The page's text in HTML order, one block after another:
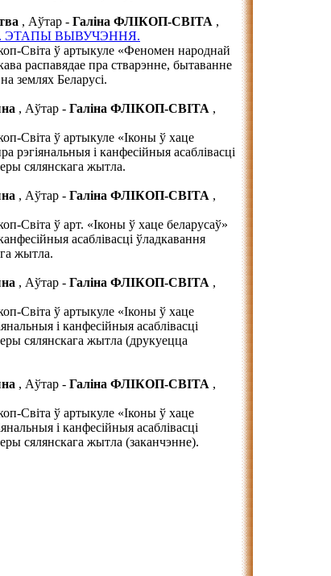
, Аўтар - Галіна ФЛІКОП-СВІТА ,
ВЫВУЧЭННЯ.
Світа ў артыкуле «Феномен народнай
распавядае пра стварэнне, бытаванне
землях Беларусі.
, Аўтар - Галіна ФЛІКОП-СВІТА ,
Світа ў артыкуле «Іконы ў хаце
рэгіянальныя і канфесійныя асаблівасці
сялянскага жытла.
, Аўтар - Галіна ФЛІКОП-СВІТА ,
Світа ў арт. «Іконы ў хаце беларусаў»
асаблівасці ўладкавання
жытла.
, Аўтар - Галіна ФЛІКОП-СВІТА ,
Світа ў артыкуле «Іконы ў хаце
і канфесійныя асаблівасці
сялянскага жытла (друкуецца
, Аўтар - Галіна ФЛІКОП-СВІТА ,
Світа ў артыкуле «Іконы ў хаце
і канфесійныя асаблівасці
сялянскага жытла (заканчэнне).